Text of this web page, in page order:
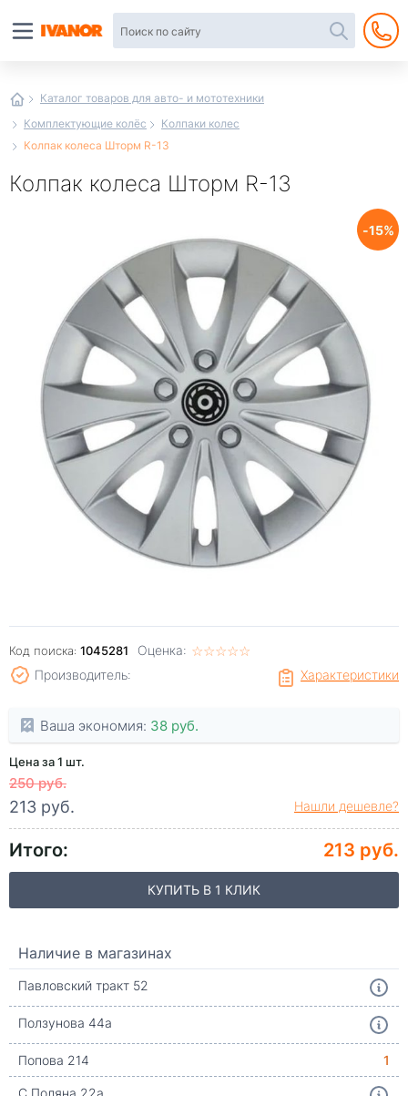
Каталог товаров для авто- и мототехники
Комплектующие колёс
Колпаки колес
Колпак колеса Шторм R-13
Колпак колеса Шторм R-13
15
Код поиска: 1045281 Оценка: ☆☆☆☆☆
★★★★★
Характеристики
Производитель:
Ваша экономия: 38 руб.
Цена за 1 шт.
250 руб.
213 руб. Нашли дешевле?
Итого: 213 руб.
КУПИТЬ В 1 КЛИК
Наличие в магазинах
Павловский тракт 52
Ползунова 44а
Попова 214
1
интернет-